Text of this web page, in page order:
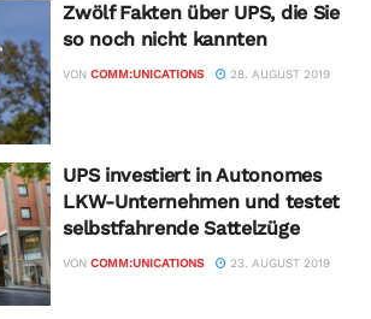
Zwölf Fakten über UPS, die Sie
so noch nicht kannten
VON COMM:UNICATIONS 28. AUGUST 2019
UPS investiert in Autonomes
LKW-Unternehmen und testet
selbstfahrende Sattelzüge
VON COMM:UNICATIONS 23. AUGUST 2019